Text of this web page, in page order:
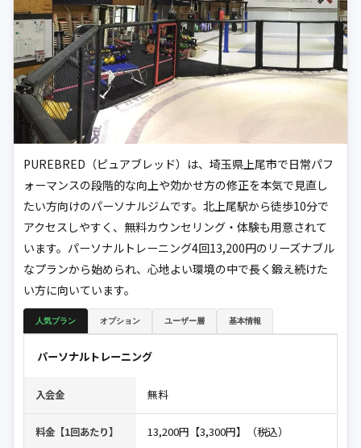
PUREBRED（ピュアブレッド）は、埼玉県上尾市で日常パフ
ォーマンスの段階的な向上や効かせ方の修正を本気で見直し
たい方向けのパーソナルジムです。北上尾駅から徒歩10分で
アクセスしやすく、無料カウンセリング・体験も用意されて
います。パーソナルトレーニング4回13,200円のリーズナブル
なプランから始められ、心地よい環境の中で長く鍛え続けた
い方に向いています。
人気プラン オプション ユーザー層 基本情報
パーソナルトレーニング
入会金 無料
料金【1回あたり】 13,200円【3,300円】（税込）